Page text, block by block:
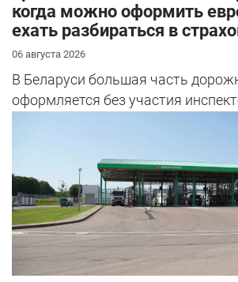
когда можно оформить
ехать разбираться в
06 августа 2026
В Беларуси большая часть
оформляется без участия